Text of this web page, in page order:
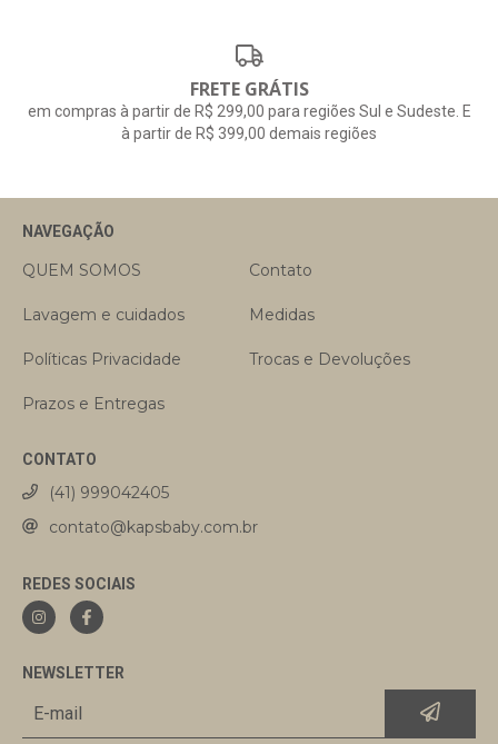
FRETE GRÁTIS
em compras à partir de R$ 299,00 para regiões Sul e Sudeste. E
à partir de R$ 399,00 demais regiões
NAVEGAÇÃO
QUEM SOMOS Contato
Lavagem e cuidados Medidas
Políticas Privacidade Trocas e Devoluções
Prazos e Entregas
CONTATO
(41) 999042405
contato@kapsbaby.com.br
REDES SOCIAIS
NEWSLETTER